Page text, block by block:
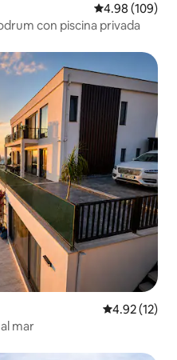
Calificación
4.98 (109)
con piscina privada
Calificación
4.92 (12)
mar